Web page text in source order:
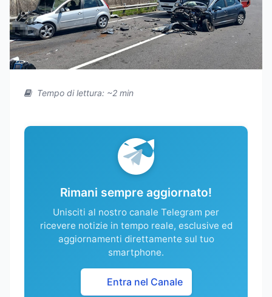
Tempo di lettura: ~2 min
Rimani sempre aggiornato!
Unisciti al nostro canale Telegram per
ricevere notizie in tempo reale, esclusive ed
aggiornamenti direttamente sul tuo
smartphone.
Entra nel Canale